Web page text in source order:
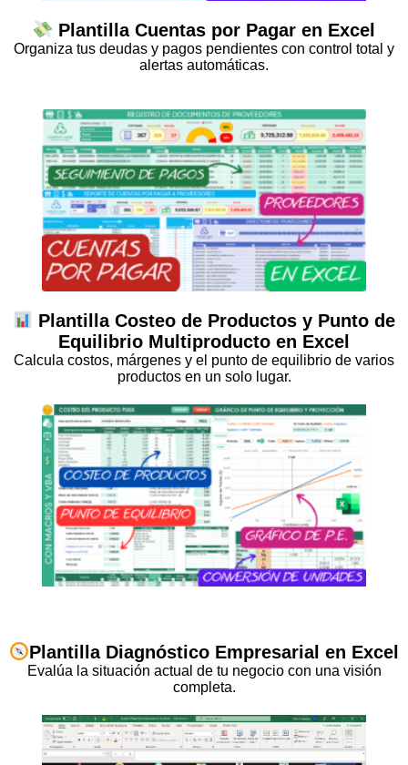
Plantilla Cuentas por Pagar en Excel
Organiza tus deudas y pagos pendientes con control total y
alertas automáticas.
Plantilla Costeo de Productos y Punto de
Equilibrio Multiproducto en Excel
Calcula costos, márgenes y el punto de equilibrio de varios
productos en un solo lugar.
Plantilla Diagnóstico Empresarial en Excel
Evalúa la situación actual de tu negocio con una visión
completa.